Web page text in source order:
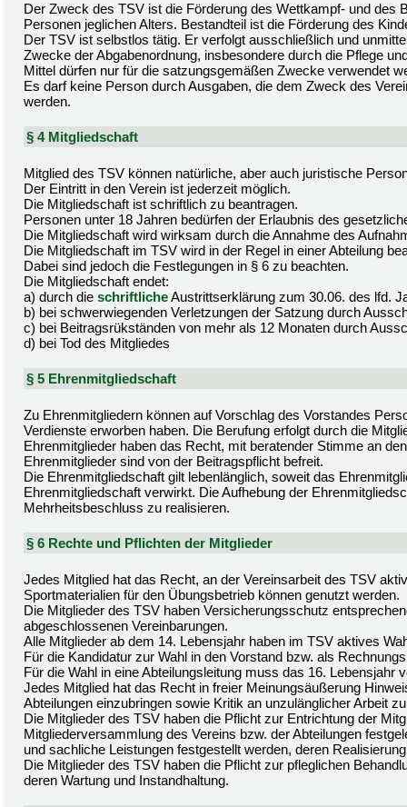
Der Zweck des TSV ist die Förderung des Wettkampf- und des
Personen jeglichen Alters. Bestandteil ist die Förderung des
Der TSV ist selbstlos tätig. Er verfolgt ausschließlich und
Zwecke der Abgabenordnung, insbesondere durch die Pflege
Mittel dürfen nur für die satzungsgemäßen Zwecke verwendet
Es darf keine Person durch Ausgaben, die dem Zweck des
werden.
§ 4 Mitgliedschaft
Mitglied des TSV können natürliche, aber auch juristische
Der Eintritt in den Verein ist jederzeit möglich.
Die Mitgliedschaft ist schriftlich zu beantragen.
Personen unter 18 Jahren bedürfen der Erlaubnis des
Die Mitgliedschaft wird wirksam durch die Annahme des
Die Mitgliedschaft im TSV wird in der Regel in einer Abteilung
Dabei sind jedoch die Festlegungen in § 6 zu beachten.
Die Mitgliedschaft endet:
a) durch die schriftlicheAustrittserklärung zum 30.06. des lfd.
b) bei schwerwiegenden Verletzungen der Satzung durch
c) bei Beitragsrükständen von mehr als 12 Monaten durch
d) bei Tod des Mitgliedes
§ 5 Ehrenmitgliedschaft
Zu Ehrenmitgliedern können auf Vorschlag des Vorstandes
Verdienste erworben haben. Die Berufung erfolgt durch die
Ehrenmitglieder haben das Recht, mit beratender Stimme an
Ehrenmitglieder sind von der Beitragspflicht befreit.
Die Ehrenmitgliedschaft gilt lebenlänglich, soweit das
Ehrenmitgliedschaft verwirkt. Die Aufhebung der
Mehrheitsbeschluss zu realisieren.
§ 6 Rechte und Pflichten der Mitglieder
Jedes Mitglied hat das Recht, an der Vereinsarbeit des TSV
Sportmaterialien für den Übungsbetrieb können genutzt werden.
Die Mitglieder des TSV haben Versicherungsschutz
abgeschlossenen Vereinbarungen.
Alle Mitglieder ab dem 14. Lebensjahr haben im TSV aktives
Für die Kandidatur zur Wahl in den Vorstand bzw. als
Für die Wahl in eine Abteilungsleitung muss das 16. Lebensjahr
Jedes Mitglied hat das Recht in freier Meinungsäußerung
Abteilungen einzubringen sowie Kritik an unzulänglicher Arbeit
Die Mitglieder des TSV haben die Pflicht zur Entrichtung der
Mitgliederversammlung des Vereins bzw. der Abteilungen
und sachliche Leistungen festgestellt werden, deren
Die Mitglieder des TSV haben die Pflicht zur pfleglichen
deren Wartung und Instandhaltung.